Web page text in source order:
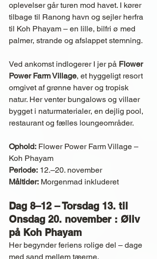
oplevelser går turen mod havet. I kører
tilbage til Ranong havn og sejler herfra
til Koh Phayam – en lille, bilfri ø med
palmer, strande og afslappet stemning.
Ved ankomst indlogerer I jer på Flower
Power Farm Village, et hyggeligt resort
omgivet af grønne haver og tropisk
natur. Her venter bungalows og villaer
bygget i naturmaterialer, en dejlig pool,
restaurant og fælles loungeområder.
Ophold: Flower Power Farm Village –
Koh Phayam
Periode: 12.–20. november
Måltider: Morgenmad inkluderet
Dag 8–12 – Torsdag 13. til
Onsdag 20. november : Øliv
på Koh Phayam
Her begynder feriens rolige del – dage
med sand mellem tæerne,